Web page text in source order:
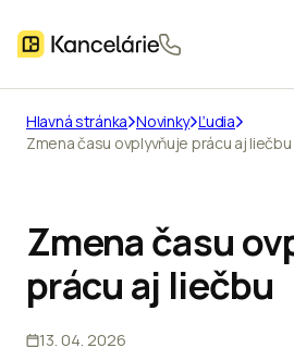
Hlavná stránka Novinky Ľudia
Zmena času ovplyvňuje prácu aj liečbu
Zmena času
prácu aj liečbu
13. 04. 2026